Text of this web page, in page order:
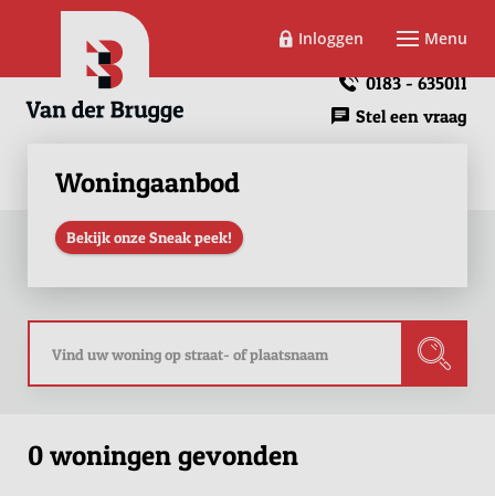
Inloggen Menu
0183 - 635011
Stel een vraag
Woningaanbod
Bekijk onze Sneak peek!
0 woningen gevonden